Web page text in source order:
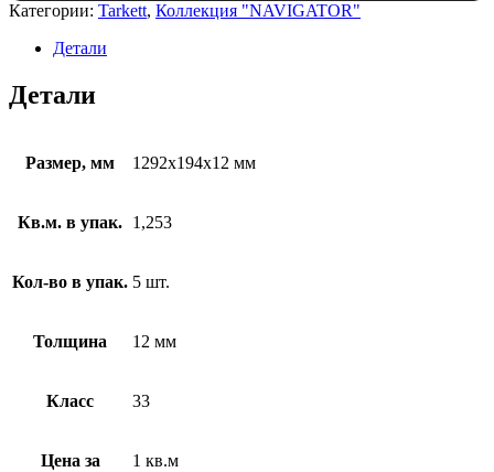
Категории: Tarkett, Коллекция "NAVIGATOR"
Детали
Детали
Размер, мм 1292х194х12 мм
Кв.м. в упак. 1,253
Кол-во в упак. 5 шт.
Толщина 12 мм
Класс 33
Цена за 1 кв.м